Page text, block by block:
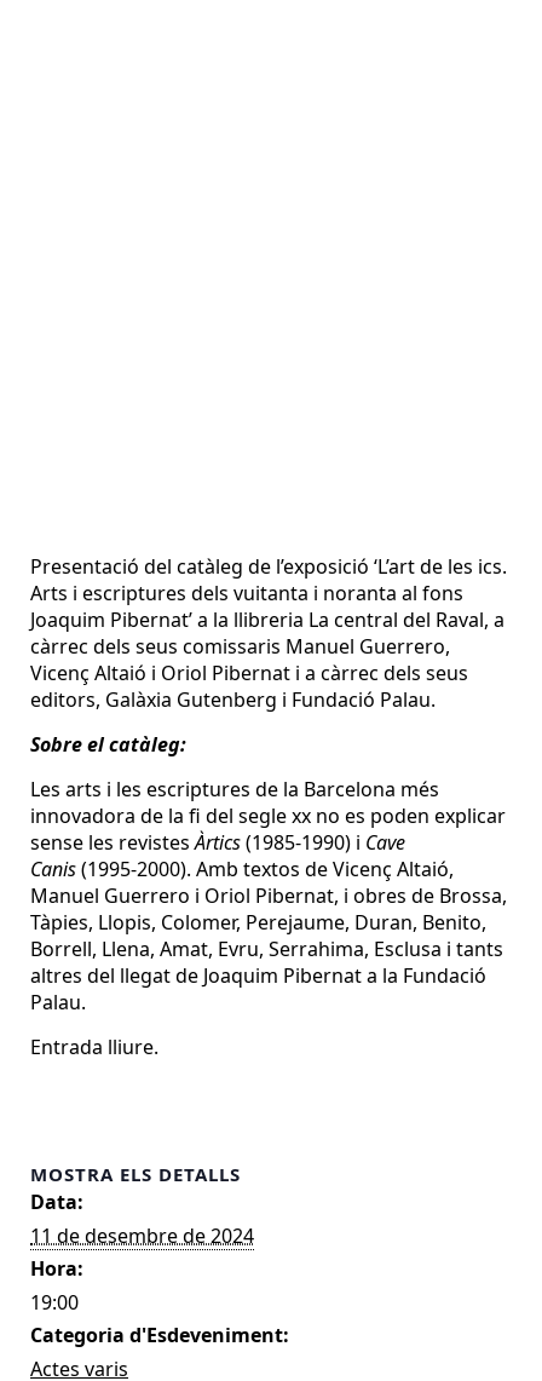
Presentació del catàleg de l’exposició ‘L’art de les ics.
Arts i escriptures dels vuitanta i noranta al fons
Joaquim Pibernat’ a la llibreria La central del Raval, a
càrrec dels seus comissaris Manuel Guerrero,
Vicenç Altaió i Oriol Pibernat i a càrrec dels seus
editors, Galàxia Gutenberg i Fundació Palau.
Sobre el catàleg:
Les arts i les escriptures de la Barcelona més
innovadora de la fi del segle xx no es poden explicar
sense les revistesÀrtics(1985-1990) i Cave
Canis(1995-2000). Amb textos de Vicenç Altaió,
Manuel Guerrero i Oriol Pibernat, i obres de Brossa,
Tàpies, Llopis, Colomer, Perejaume, Duran, Benito,
Borrell, Llena, Amat, Evru, Serrahima, Esclusa i tants
altres del llegat de Joaquim Pibernat a la Fundació
Palau.
Entrada lliure.
MOSTRA ELS DETALLS
Data:
11 de desembre de 2024
Hora:
19:00
Categoria d'Esdeveniment:
Actes varis